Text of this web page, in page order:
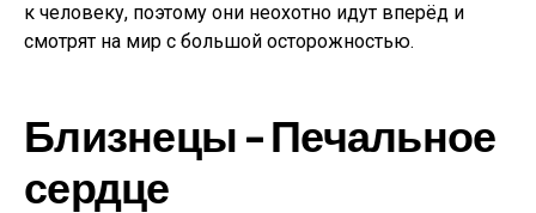
к человеку, поэтому они неохотно идут вперёд и
смотрят на мир с большой осторожностью.
Близнецы – Печальное
сердце